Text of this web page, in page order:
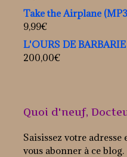
Take the Airplane
9,99€
L'OURS DE
200,00€
Quoi d'neuf,
Saisissez votre
vous abonner à ce blog.